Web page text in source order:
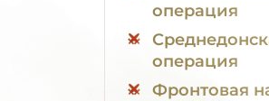
операция
операция
Фронтовая